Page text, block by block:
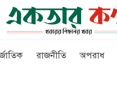
রাজনীতি অপরাধ